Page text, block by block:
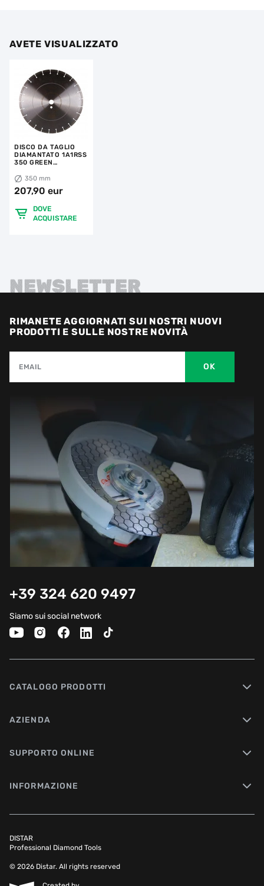
AVETE VISUALIZZATO
DISCO DA TAGLIO
DIAMANTATO 1A1RSS
350 GREEN
350 mm
207,90 eur
DOVE
ACQUISTARE
NEWSLETTER
RIMANETE AGGIORNATI SUI NOSTRI NUOVI
PRODOTTI E SULLE NOSTRE NOVITÀ
EMAIL OK
+39 324 620 9497
Siamo sui social network
CATALOGO PRODOTTI
AZIENDA
SUPPORTO ONLINE
INFORMAZIONE
DISTAR
Professional Diamond Tools
© 2026 Distar. All rights reserved